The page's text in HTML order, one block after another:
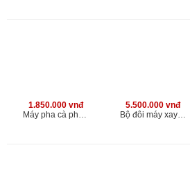
1.850.000 vnđ
Máy pha cà phê sữa đá và cacao sữa đá kahchan
5.500.000 vnđ
Bộ đôi máy xay cà phê cho quán và máy đánh sữa tạo bọt cao cấp